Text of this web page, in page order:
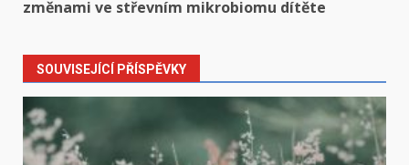
změnami ve střevním mikrobiomu dítěte
SOUVISEJÍCÍ PŘÍSPĚVKY